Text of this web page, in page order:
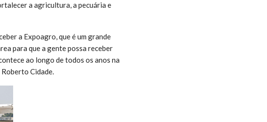
a agricultura, a pecuária e
a Expoagro, que é um grande
para que a gente possa receber
ao longo de todos os anos na
Cidade.